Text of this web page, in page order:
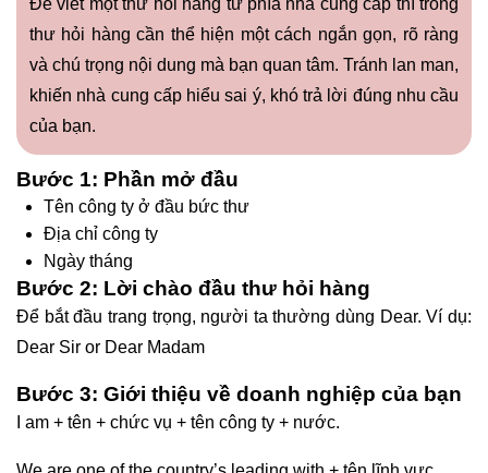
Để viết một thư hỏi hàng từ phía nhà cung cấp thì trong
thư hỏi hàng cần thể hiện một cách ngắn gọn, rõ ràng
và chú trọng nội dung mà bạn quan tâm. Tránh lan man,
khiến nhà cung cấp hiểu sai ý, khó trả lời đúng nhu cầu
của bạn.
Bước 1: Phần mở đầu
Tên công ty ở đầu bức thư
Địa chỉ công ty
Ngày tháng
Bước 2: Lời chào đầu thư hỏi hàng
Để bắt đầu trang trọng, người ta thường dùng Dear. Ví dụ:
Dear Sir or Dear Madam
Bước 3: Giới thiệu về doanh nghiệp của bạn
I am + tên + chức vụ + tên công ty + nước.